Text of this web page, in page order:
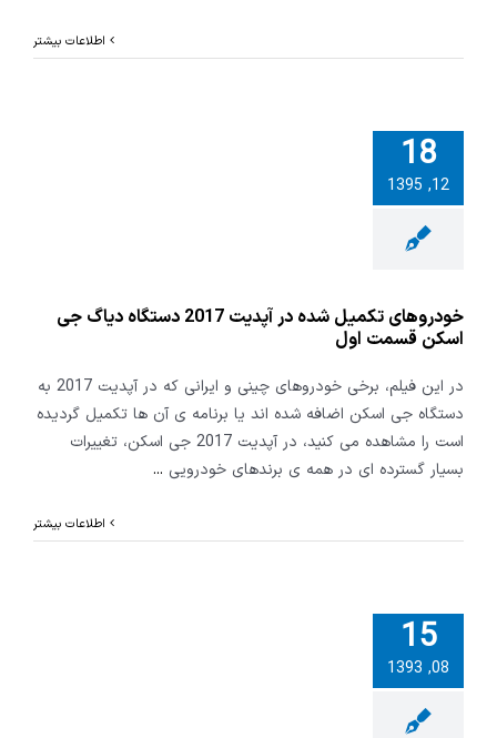
اطلاعات بیشتر
18
12, 1395
تکمیل
شده در آپدیت 2017
دیاگ جی
قسمت اول
خودروهای تکمیل شده در آپدیت 2017 دستگاه دیاگ جی
اسکن قسمت اول
در این فیلم، برخی خودروهای چینی و ایرانی که در آپدیت 2017 به
دستگاه جی اسکن اضافه شده اند یا برنامه ی آن ها تکمیل گردیده
است را مشاهده می کنید، در آپدیت 2017 جی اسکن، تغییرات
بسیار گسترده ای در همه ی برندهای خودرویی ...
اطلاعات بیشتر
15
08, 1393
ی آپدیت
عیب یاب جی
اسکن با نرم افزار PC